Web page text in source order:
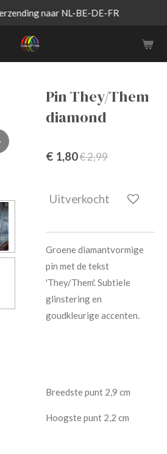
naar NL-BE-DE-FR
Pin They/Them
diamond
€ 1,80€ 2,99
Uitverkocht
Groene diamantvormige
pin met de tekst
'They/Them'. Subtiele
glinstering en
goudkleurige accenten.
Breedste punt 2,9 cm
Hoogste punt 2,2 cm